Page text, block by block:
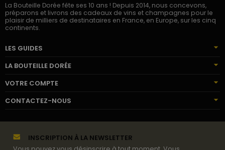
La Bouteille Dorée fête ses 10 ans ! Depuis 2014, nous concevons,
préparons et livrons des cadeaux de vins et champagnes pour le
plaisir de milliers de destinataires en France, en Europe, sur les cinq
continents.
LES GUIDES
LA BOUTEILLE DORÉE
VOTRE COMPTE
CONTACTEZ-NOUS
INSCRIPTION À LA NEWSLETTER